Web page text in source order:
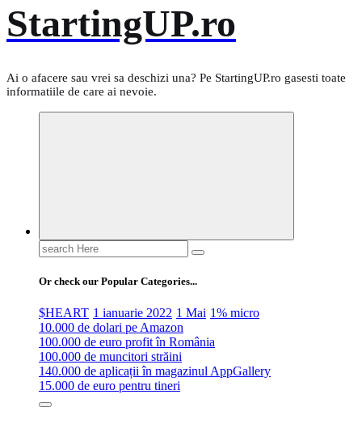
StartingUP.ro
Ai o afacere sau vrei sa deschizi una? Pe StartingUP.ro gasesti toate
informatiile de care ai nevoie.
Search
for:
Or check our Popular Categories...
$HEART 1 ianuarie 2022 1 Mai 1% micro
10.000 de dolari pe Amazon
100.000 de euro profit în România
100.000 de muncitori străini
140.000 de aplicații în magazinul AppGallery
15.000 de euro pentru tineri